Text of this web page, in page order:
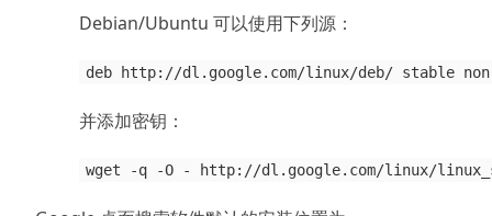
Debian/Ubuntu 可以使用下列源：
deb http://dl.google.com/linux/deb/ stable
并添加密钥：
wget -q -O - http://dl.google.com/linux/